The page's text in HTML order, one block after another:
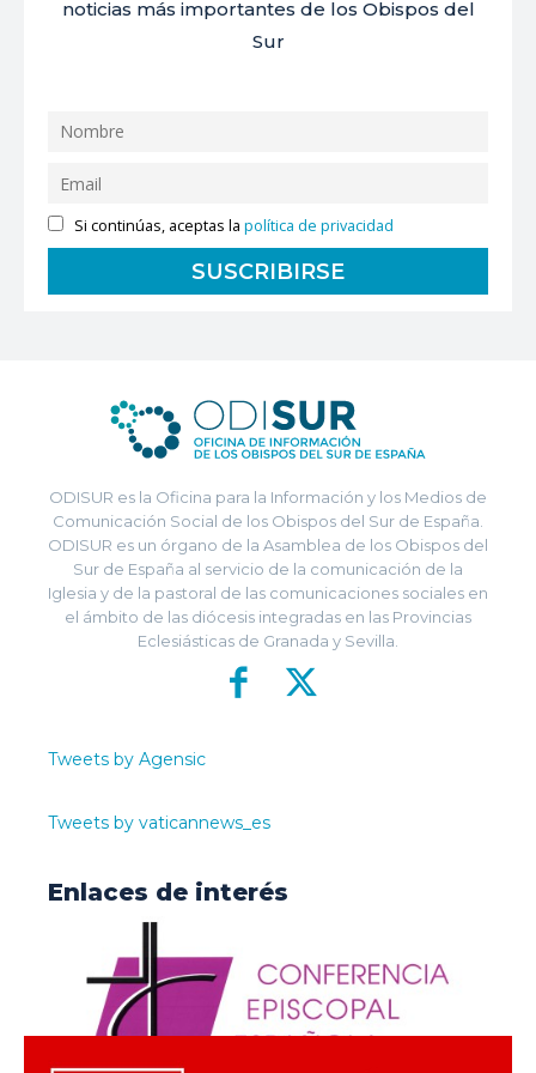
noticias más importantes de los Obispos del
Sur
Si continúas, aceptas lapolítica de privacidad
ODISUR es la Oficina para la Información y los Medios de
Comunicación Social de los Obispos del Sur de España.
ODISUR es un órgano de la Asamblea de los Obispos del
Sur de España al servicio de la comunicación de la
Iglesia y de la pastoral de las comunicaciones sociales en
el ámbito de las diócesis integradas en las Provincias
Eclesiásticas de Granada y Sevilla.
Tweets by Agensic
Tweets by vaticannews_es
Enlaces de interés